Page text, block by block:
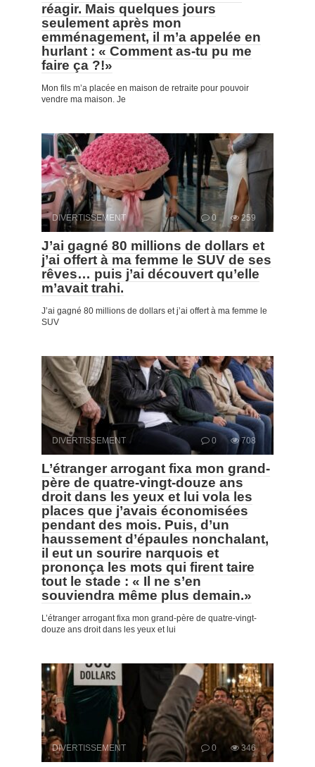
réagir. Mais quelques jours
seulement après mon
emménagement, il m’a appelée en
hurlant : « Comment as-tu pu me
faire ça ?!»
Mon fils m’a placée en maison de retraite pour pouvoir
vendre ma maison. Je
DIVERTISSEMENT 0 259
J’ai gagné 80 millions de dollars et
j’ai offert à ma femme le SUV de ses
rêves… puis j’ai découvert qu’elle
m’avait trahi.
J’ai gagné 80 millions de dollars et j’ai offert à ma femme le
SUV
DIVERTISSEMENT 0 708
L’étranger arrogant fixa mon grand-
père de quatre-vingt-douze ans
droit dans les yeux et lui vola les
places que j’avais économisées
pendant des mois. Puis, d’un
haussement d’épaules nonchalant,
il eut un sourire narquois et
prononça les mots qui firent taire
tout le stade : « Il ne s’en
souviendra même plus demain.»
L’étranger arrogant fixa mon grand-père de quatre-vingt-
douze ans droit dans les yeux et lui
DIVERTISSEMENT 0 346